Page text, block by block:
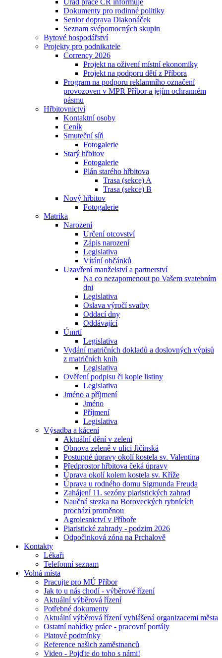
Úřad práce ČR informuje
Dokumenty pro rodinné politiky
Senior doprava Diakonáček
Seznam svépomocných skupin
Bytové hospodářství
Projekty pro podnikatele
Corrency 2026
Projekt na oživení místní ekonomiky
Projekt na podporu dětí z Příbora
Program na podporu reklamního označení
provozoven v MPR Příbor a jejím ochranném
pásmu
Hřbitovnictví
Kontaktní osoby
Ceník
Smuteční síň
Fotogalerie
Starý hřbitov
Fotogalerie
Plán starého hřbitova
Trasa (sekce) A
Trasa (sekce) B
Nový hřbitov
Fotogalerie
Matrika
Narození
Určení otcovství
Zápis narození
Legislativa
Vítání občánků
Uzavření manželství a partnerství
Na co nezapomenout po Vašem svatebním
dni
Legislativa
Oslava výročí svatby
Oddací dny
Oddávající
Úmrtí
Legislativa
Vydání matričních dokladů a doslovných výpisů
z matričních knih
Legislativa
Ověření podpisu či kopie listiny
Legislativa
Jméno a příjmení
Jméno
Příjmení
Legislativa
Výsadba a kácení
Aktuální dění v zeleni
Obnova zeleně v ulici Jičínská
Postupné úpravy okolí kostela sv. Valentina
Předprostor hřbitova čeká úpravy
Úprava okolí kolem kostela sv. Kříže
Úprava u rodného domu Sigmunda Freuda
Zahájení 11. sezóny piaristických zahrad
Naučná stezka na Boroveckých rybnících
prochází proměnou
Agrolesnictví v Příboře
Piaristické zahrady - podzim 2026
Odpočinková zóna na Prchalově
Kontakty
Lékaři
Telefonní seznam
Volná místa
Pracujte pro MÚ Příbor
Jak to u nás chodí - výběrové řízení
Aktuální výběrová řízení
Potřebné dokumenty
Aktuální výběrová řízení vyhlášená organizacemi města
Ostatní nabídky práce - pracovní portály
Platové podmínky
Reference našich zaměstnanců
Video - Pojďte do toho s námi!